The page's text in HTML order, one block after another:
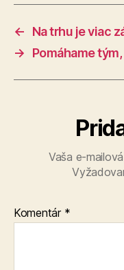
←
Na trhu je viac
→
Pomáhame
Vaša e-
Komentár *